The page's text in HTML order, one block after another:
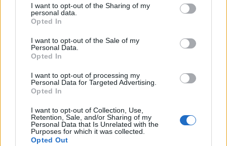
I want to opt-out of the Sharing of my
personal data.
Opted In
I want to opt-out of the Sale of my
Personal Data.
Opted In
I want to opt-out of processing my
Personal Data for Targeted Advertising.
Opted In
I want to opt-out of Collection, Use,
Retention, Sale, and/or Sharing of my
Personal Data that Is Unrelated with the
Purposes for which it was collected.
Opted Out
ΠΕΡΙΣΣΌΤΕΡΑ ...